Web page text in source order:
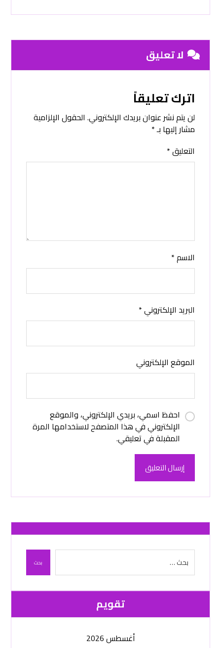
لا تعليق
اترك تعليقاً
لن يتم نشر عنوان بريدك الإلكتروني. الحقول الإلزامية
مشار إليها بـ*
التعليق*
الاسم*
البريد الإلكتروني*
الموقع الإلكتروني
احفظ اسمي، بريدي الإلكتروني، والموقع
الإلكتروني في هذا المتصفح لاستخدامها المرة
المقبلة في تعليقي.
إرسال التعليق
بحث
تقویم
أغسطس 2026